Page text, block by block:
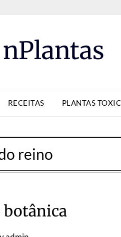
nPlantas
RECEITAS PLANTAS
reino
botânica